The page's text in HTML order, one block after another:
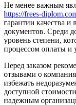
Не менее важным
https://frees-
гарантии качества и
документов. Среди
уровень степени,
процессом оплаты и
Перед заказом
отзывами о
избежать
доступной
надежным